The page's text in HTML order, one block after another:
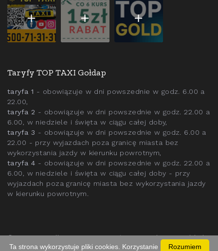
Taryfy TOP TAXI Gołdap
taryfa 1 - obowiązuje w dni powszednie w godz. 6.00 a
22.00,
taryfa 2 - obowiązuje w dni powszednie w godz. 22.00 a
6.00, w niedziele i święta w ciągu całej doby,
taryfa 3 - obowiązuje w dni powszednie w godz. 6.00 a
22.00 - przy wyjazdach poza granicę miasta bez
wykorzystania jazdy w kierunku powrotnym,
taryfa 4 - obowiązuje w dni powszednie w godz. 22.00 a
6.00, w niedziele i święta w ciągu całej doby - przy
wyjazdach poza granicę miasta bez wykorzystania jazdy
w kierunku powrotnym.
©2026. Wszelkie prawa zastrzeżone. Projekt:TopGold.pl
Rozumiem
Ta strona wykorzystuje pliki cookies. Korzystanie